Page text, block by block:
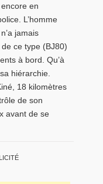
en
L’homme
jamais
ce type (BJ80)
à bord. Qu’à
hiérarchie.
18 kilomètres
de son
avant de se